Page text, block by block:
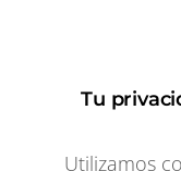
Tu
Utilizamos